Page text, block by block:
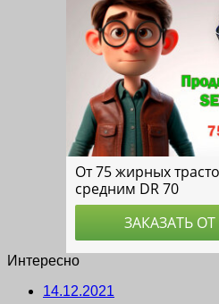
Интересно
14.12.2021